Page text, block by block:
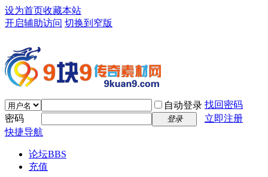
设为首页收藏本站
开启辅助访问 切换到窄版
自动登录 找回密码
密码
登录
立即注册
快捷导航
论坛BBS
充值